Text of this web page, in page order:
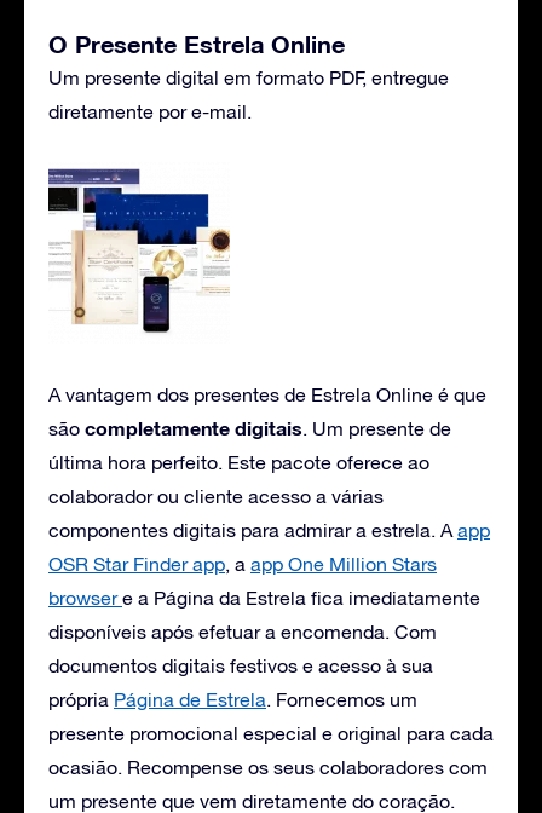
O Presente Estrela Online
Um presente digital em formato PDF, entregue
diretamente por e-mail.
A vantagem dos presentes de Estrela Online é que
são completamente digitais. Um presente de
última hora perfeito. Este pacote oferece ao
colaborador ou cliente acesso a várias
componentes digitais para admirar a estrela. A app
OSR Star Finder app, a app One Million Stars
browsere a Página da Estrela fica imediatamente
disponíveis após efetuar a encomenda. Com
documentos digitais festivos e acesso à sua
própria Página de Estrela. Fornecemos um
presente promocional especial e original para cada
ocasião. Recompense os seus colaboradores com
um presente que vem diretamente do coração.